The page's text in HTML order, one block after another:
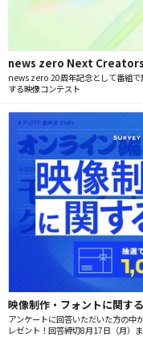
news zero Next
news zero 20周年記念として番組
する映像コンテスト
映像制作・フォントに関す
アンケートに回答いただいた方の
レゼント！回答締切8月17日（月）ま